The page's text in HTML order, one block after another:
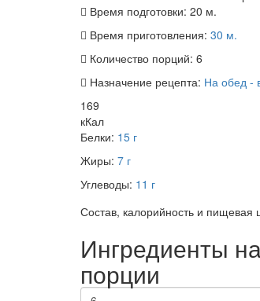
Время подготовки: 20 м.
Время приготовления: 30 м.
Количество порций: 6
Назначение рецепта: На обед -
169
кКал
Белки: 15 г
Жиры: 7 г
Углеводы: 11 г
Состав, калорийность и пищевая
Ингредиенты
порции